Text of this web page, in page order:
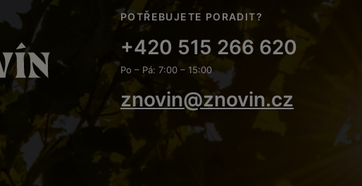
POTŘEBUJETE PORADIT?
+420 515 266 620
Po – Pá: 7:00 – 15:00
znovin@znovin.cz